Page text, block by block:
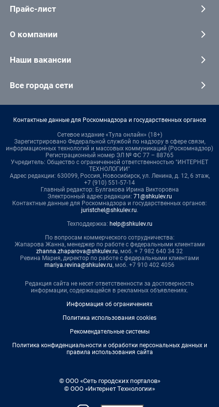
Прайс-лист
О компании
Наши вакансии
Все города сети
Контактные данные для Роскомнадзора и государственных органов
Сетевое издание «Тула онлайн» (18+)
Зарегистрировано Федеральной службой по надзору в сфере связи,
информационных технологий и массовых коммуникаций (Роскомнадзор)
Регистрационный номер ЭЛ № ФС 77 – 88765
Учредитель: Общество с ограниченной ответственностью "ИНТЕРНЕТ
ТЕХНОЛОГИИ"
Адрес редакции: 630099, Россия, Новосибирск, ул. Ленина, д. 12, 6 этаж,
+7 (910) 551-57-14
Главный редактор: Булгакова Ирина Викторовна
Электронный адрес редакции: 71@shkulev.ru
Контактные данные для Роскомнадзора и государственных органов:
juristchel@shkulev.ru.
Техподдержка: help@shkulev.ru
По вопросам коммерческого сотрудничества:
Жапарова Жанна, менеджер по работе с федеральными клиентами
zhanna.zhaparova@shkulev.ru, моб. + 7 982 640 34 32
Ревина Мария, директор по работе с федеральными клиентами
mariya.revina@shkulev.ru, моб. +7 910 402 4056
Редакция сайта не несет ответственности за достоверность
информации, содержащейся в рекламных объявлениях.
Информация об ограничениях
Политика использования cookies
Рекомендательные системы
Политика конфиденциальности и обработки персональных данных и
правила использования сайта
© ООО «Сеть городских порталов»
© ООО «Интернет Технологии»